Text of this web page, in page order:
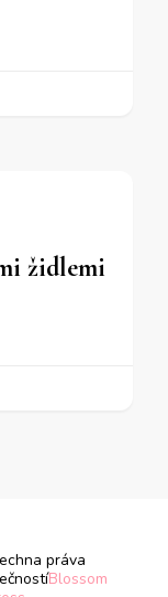
židlemi
práva
Blossom